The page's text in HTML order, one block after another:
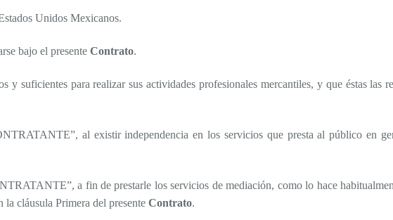
Unidos Mexicanos.
bajo el presente Contrato.
y suficientes para realizar sus actividades profesionales mercantiles, y que éstas las
al existir independencia en los servicios que presta al público en
a fin de prestarle los servicios de mediación, como lo hace
la cláusula Primera del presente Contrato.